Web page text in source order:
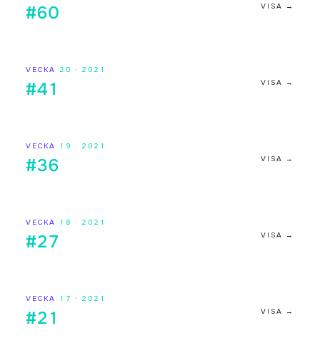
#60 VISA →
VECKA 20 · 2021
#41 VISA →
VECKA 19 · 2021
#36 VISA →
VECKA 18 · 2021
#27 VISA →
VECKA 17 · 2021
#21 VISA →